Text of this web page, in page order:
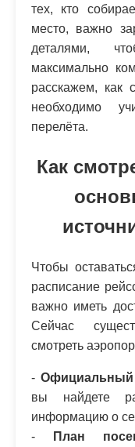
тех, кто
место, важно
деталями,
максимально
расскажем, как
необходимо
перелёта.
Как
Чтобы
расписание
важно иметь
Сейчас
смотреть
-Официальный
вы найдете
информацию о
-
План